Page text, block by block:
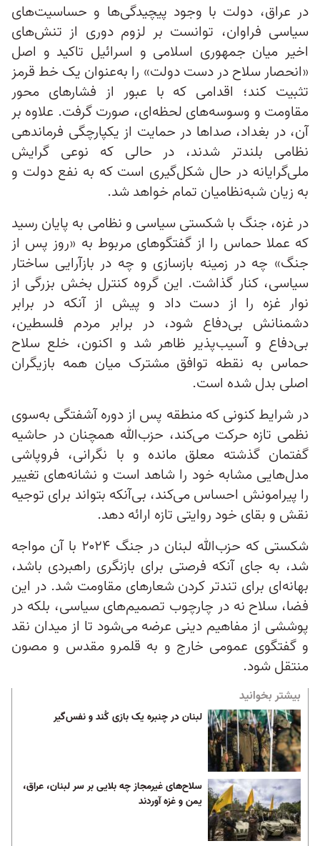
در عراق، دولت با وجود پیچیدگی‌ها و حساسیت‌های
سیاسی فراوان، توانست بر لزوم دوری از تنش‌های
اخیر میان جمهوری اسلامی و اسرائیل تاکید و اصل
«انحصار سلاح در دست دولت» را به‌عنوان یک خط قرمز
تثبیت کند؛ اقدامی که با عبور از فشارهای محور
مقاومت و وسوسه‌های لحظه‌ای، صورت گرفت. علاوه بر
آن، در بغداد، صداها در حمایت از یکپارچگی فرماندهی
نظامی بلندتر شدند، در حالی که نوعی گرایش
ملی‌گرایانه در حال شکل‌گیری است که به نفع دولت و
به زیان شبه‌نظامیان تمام خواهد شد.
در غزه، جنگ با شکستی سیاسی و نظامی به پایان رسید
که عملا حماس را از گفتگوهای مربوط به «روز پس از
جنگ» چه در زمینه بازسازی و چه در بازآرایی ساختار
سیاسی، کنار گذاشت. این گروه کنترل بخش بزرگی از
نوار غزه را از دست داد و پیش از آنکه در برابر
دشمنانش بی‌دفاع شود، در برابر مردم فلسطین،
بی‌دفاع و آسیب‌پذیر ظاهر شد و اکنون، خلع سلاح
حماس به نقطه توافق مشترک میان همه بازیگران
اصلی بدل شده است.
در شرایط کنونی که منطقه پس از دوره آشفتگی به‌سوی
نظمی تازه‌ حرکت می‌کند، حزب‌الله همچنان در حاشیه
گفتمان گذشته معلق مانده و با نگرانی، فروپاشی
مدل‌هایی مشابه خود را شاهد است و نشانه‌های تغییر
را پیرامونش احساس می‌کند، بی‌آنکه بتواند برای توجیه
نقش و بقای خود روایتی تازه‌ ارائه دهد.
شکستی که حزب‌الله لبنان در جنگ ۲۰۲۴ با آن مواجه
شد، به جای آنکه فرصتی برای بازنگری راهبردی باشد،
بهانه‌ای برای تندتر کردن شعارهای مقاومت شد. در این
فضا، سلاح نه در چارچوب تصمیم‌های سیاسی، بلکه در
پوششی از مفاهیم دینی عرضه می‌شود تا از میدان نقد
و گفتگوی عمومی خارج و به قلمرو مقدس و مصون
منتقل شود.
بیشتر بخوانید
لبنان در چنبره یک بازی کُند و نفس‌گیر
سلاح‌های غیرمجاز چه بلایی بر سر لبنان، عراق،
یمن و غزه آوردند